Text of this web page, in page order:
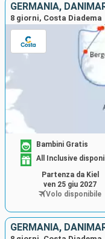
GERMANIA,
8 giorni, Costa Diadema
Bambini Gratis
All Inclusive
Partenza da Kiel
ven 25 giu 2027
Volo disponibile
GERMANIA,